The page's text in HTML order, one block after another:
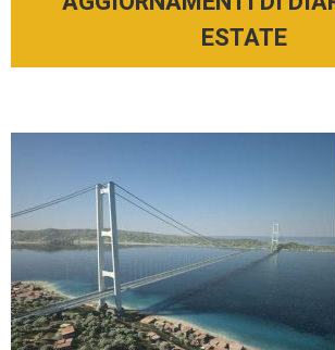
ESTATE